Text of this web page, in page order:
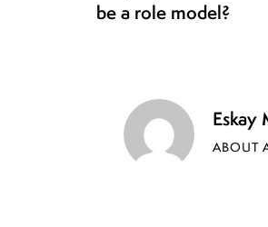
be a role model?
Eskay
ABOUT